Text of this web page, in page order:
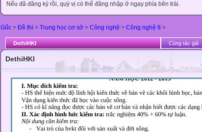
Nếu đã đăng ký rồi, quý vị có thể đăng nhập ở ngay phía bên trái.
Gốc > Đề thi > Trung học cơ sở > Công nghệ > Công nghệ 8 >
DethiHKI Cùng tác giả
DethiHKI